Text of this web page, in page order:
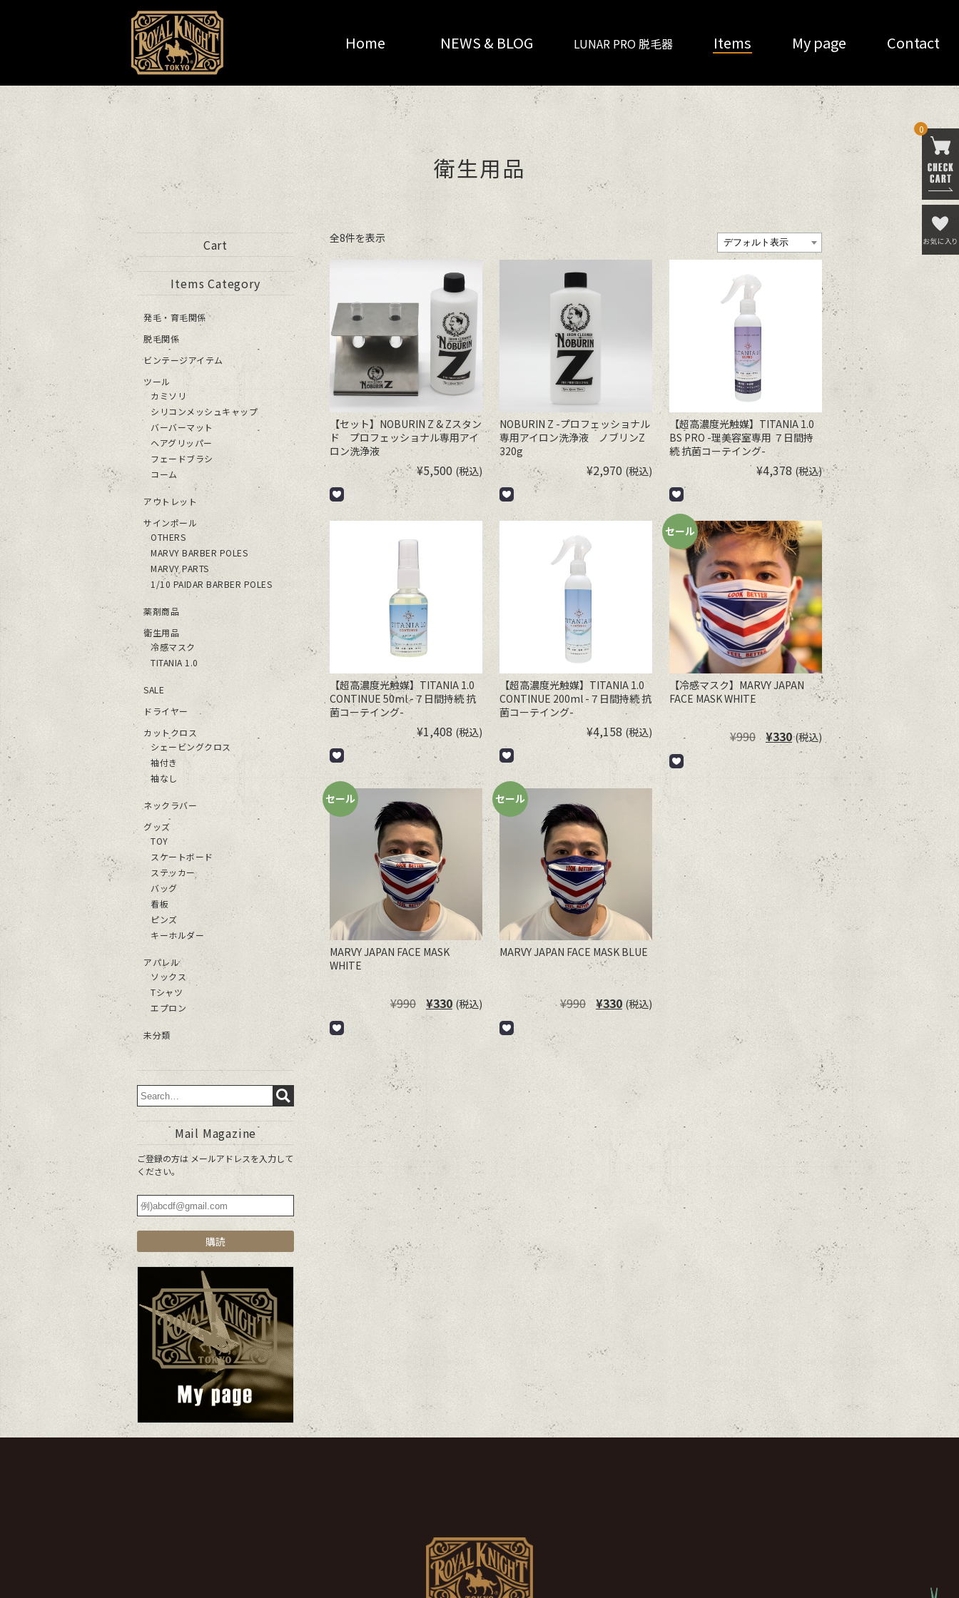
Home NEWS & BLOG LUNAR PRO 脱毛器 Items My page Contact
0
衛生用品
全8件を表示
【セット】NOBURIN Z & Zスタン
ド プロフェッショナル専用アイ
ロン洗浄液
¥5,500 (税込)
NOBURIN Z -プロフェッショナル
専用アイロン洗浄液 ノブリンZ
320g
¥2,970 (税込)
【超高濃度光触媒】TITANIA 1.0
BS PRO -理美容室専用 ７日間持
続 抗菌コーテイング-
¥4,378 (税込)
【超高濃度光触媒】TITANIA 1.0
CONTINUE 50ml -７日間持続 抗
菌コーテイング-
¥1,408 (税込)
【超高濃度光触媒】TITANIA 1.0
CONTINUE 200ml -７日間持続 抗
菌コーテイング-
¥4,158 (税込)
セール
【冷感マスク】MARVY JAPAN
FACE MASK WHITE
¥990 元
の
格
¥990
し
た。
¥330現
在
の
格
は
で
す。
(税込)
こ
は
ョ
あ
す。
シ
択
セール
MARVY JAPAN FACE MASK
WHITE
¥990 元
の
価
格
た。
¥330現
在
で
(税込)
セール
MARVY JAPAN FACE MASK BLUE
¥990 元
の
で
¥330現
在
す。
(税込)
Cart
Items Category
発毛・育毛関係
脱毛関係
ビンテージアイテム
ツール
カミソリ
シリコンメッシュキャップ
バーバーマット
ヘアグリッパー
フェードブラシ
コーム
アウトレット
サインポール
OTHERS
MARVY BARBER POLES
MARVY PARTS
1/10 PAIDAR BARBER POLES
薬剤商品
衛生用品
冷感マスク
TITANIA 1.0
SALE
ドライヤー
カットクロス
シェービングクロス
袖付き
袖なし
ネックラバー
グッズ
TOY
スケートボード
ステッカー
バッグ
看板
ピンズ
キーホルダー
アパレル
ソックス
Tシャツ
エプロン
未分類
Mail Magazine
ご登録の方は メールアドレスを入力して
ください。